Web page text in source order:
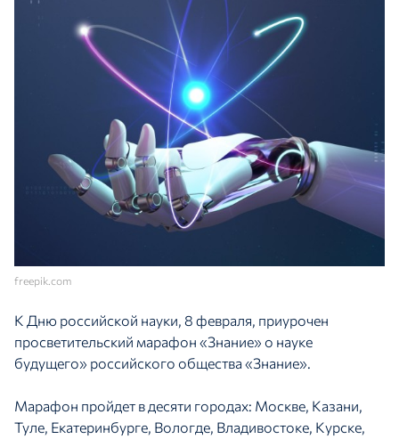
freepik.com
К Дню российской науки, 8 февраля, приурочен
просветительский марафон «Знание» о науке
будущего» российского общества «Знание».
Марафон пройдет в десяти городах: Москве, Казани,
Туле, Екатеринбурге, Вологде, Владивостоке, Курске,